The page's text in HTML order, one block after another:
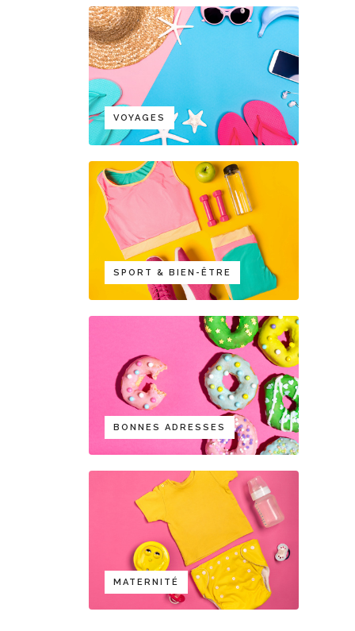
VOYAGES
SPORT & BIEN-ÊTRE
BONNES ADRESSES
MATERNITÉ